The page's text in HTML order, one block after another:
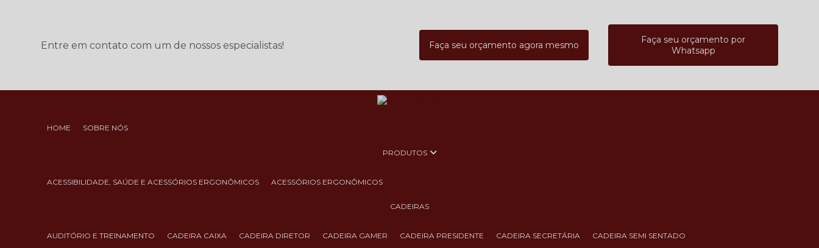
Entre em contato com um de nossos especialistas! Faça seu orçamento agora mesmo
Faça seu orçamento por
Whatsapp
HOME SOBRE NÓS
PRODUTOS
ACESSIBILIDADE, SAÚDE E ACESSÓRIOS ERGONÔMICOS ACESSÓRIOS ERGONÔMICOS
CADEIRAS
AUDITÓRIO E TREINAMENTO CADEIRA CAIXA CADEIRA DIRETOR CADEIRA GAMER CADEIRA PRESIDENTE CADEIRA SECRETÁRIA CADEIRA SEMI SENTADO